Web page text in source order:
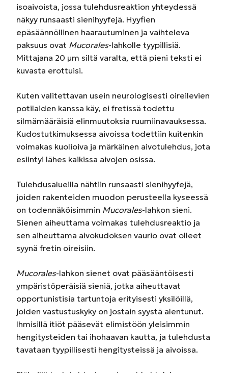
isoaivoista, jossa tulehdusreaktion yhteydessä
näkyy runsaasti sienihyyfejä. Hyyfien
epäsäännöllinen haarautuminen ja vaihteleva
paksuus ovat Mucorales-lahkolle tyypillisiä.
Mittajana 20 µm siltä varalta, että pieni teksti ei
kuvasta erottuisi.
Kuten valitettavan usein neurologisesti oireilevien
potilaiden kanssa käy, ei fretissä todettu
silmämääräisiä elinmuutoksia ruumiinavauksessa.
Kudostutkimuksessa aivoissa todettiin kuitenkin
voimakas kuolioiva ja märkäinen aivotulehdus, jota
esiintyi lähes kaikissa aivojen osissa.
Tulehdusalueilla nähtiin runsaasti sienihyyfejä,
joiden rakenteiden muodon perusteella kyseessä
on todennäköisimmin Mucorales-lahkon sieni.
Sienen aiheuttama voimakas tulehdusreaktio ja
sen aiheuttama aivokudoksen vaurio ovat olleet
syynä fretin oireisiin.
Mucorales-lahkon sienet ovat pääsääntöisesti
ympäristöperäisiä sieniä, jotka aiheuttavat
opportunistisia tartuntoja erityisesti yksilöillä,
joiden vastustuskyky on jostain syystä alentunut.
Ihmisillä itiöt pääsevät elimistöön yleisimmin
hengitysteiden tai ihohaavan kautta, ja tulehdusta
tavataan tyypillisesti hengitysteissä ja aivoissa.